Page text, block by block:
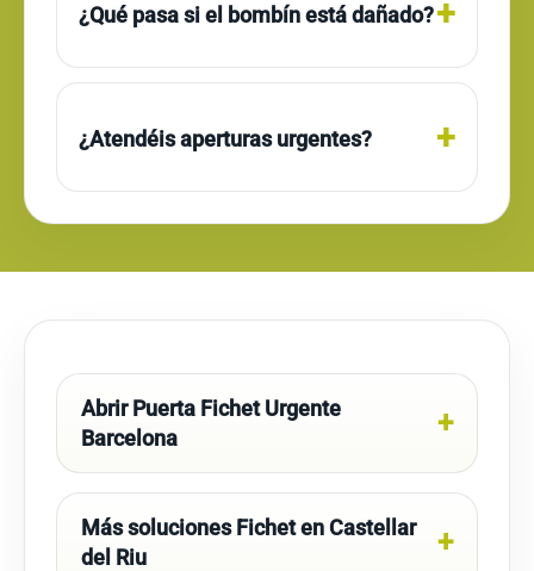
¿Qué pasa si el bombín está dañado?
¿Atendéis aperturas urgentes?
Abrir Puerta Fichet Urgente
Barcelona
Más soluciones Fichet en Castellar
del Riu